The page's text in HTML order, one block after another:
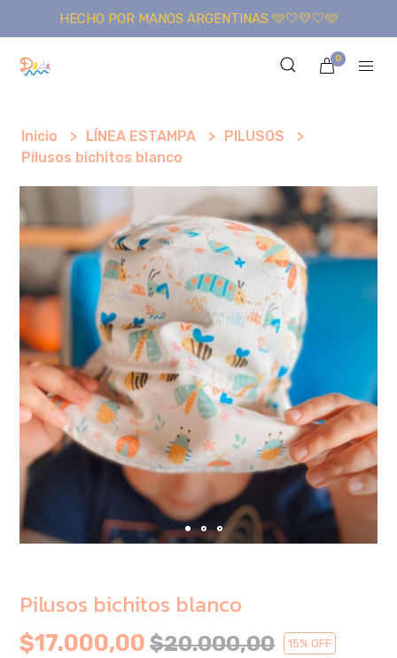
HECHO POR MANOS ARGENTINAS 🩵🤍💛🤍🩵
0
Inicio LÍNEA ESTAMPA
PILUSOS
Pilusos bichitos blanco
Pilusos bichitos blanco
$17.000,00$20.000,00 15% OFF